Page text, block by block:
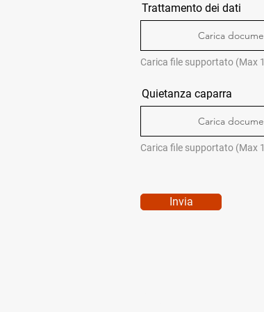
Trattamento dei dati
Carica
Carica file supportato (Max
Quietanza caparra
Carica
Carica file supportato (Max
Invia